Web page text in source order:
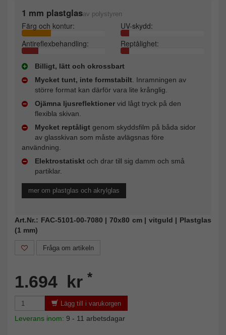
1 mm plastglasav polystyren
Färg och kontur:
UV-skydd:
Antireflexbehandling:
Reptålighet:
Billigt, lätt och okrossbart
Mycket tunt, inte formstabilt. Inramningen av
större format kan därför vara lite krånglig.
Ojämna ljusreflektioner vid lågt tryck på den
flexibla skivan.
Mycket reptåligt genom skyddsfilm på båda sidor
av glasskivan som måste avlägsnas före
användning.
Elektrostatiskt och drar till sig damm och små
partiklar.
mer om plastglas och akrylglas
Art.Nr.: FAC-5101-00-7080 | 70x80 cm | vitguld | Plastglas
(1 mm)
Fråga om artikeln
1.694 kr *
Lägg till i varukorgen
Leverans inom: 9 - 11 arbetsdagar